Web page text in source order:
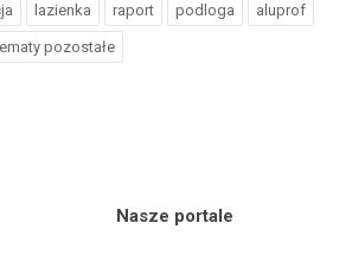
lazienka raport podloga aluprof
pozostałe
Nasze portale